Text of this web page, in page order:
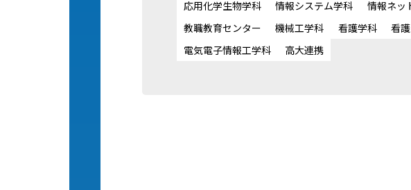
応用化学生物学科
情報システム学科 情報ネッ
教職教育センター
機械工学科 看護学科 看
電気電子情報工学科
高大連携